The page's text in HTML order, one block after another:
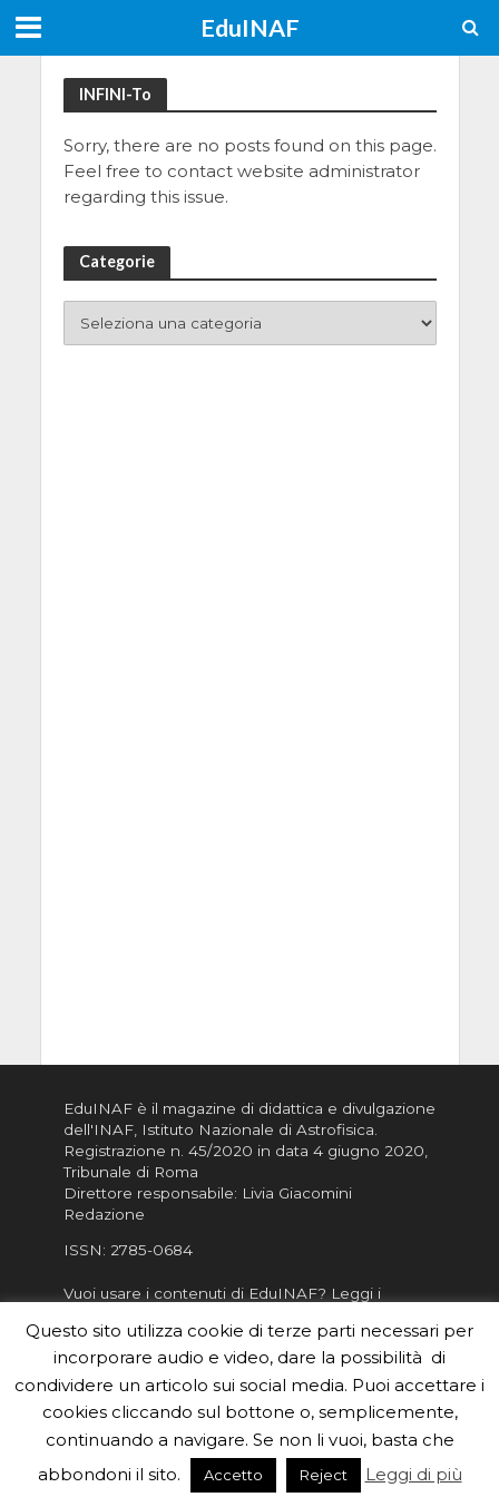
EduINAF
INFINI-To
Sorry, there are no posts found on this page.
Feel free to contact website administrator
regarding this issue.
Categorie
EduINAF è il magazine di didattica e divulgazione
dell'INAF, Istituto Nazionale di Astrofisica
Registrazione n. 45/2020 in data 4 giugno 2020,
Tribunale di Roma
Direttore responsabile: Livia Giacomini
Redazione
ISSN: 2785-0684
Vuoi usare i contenuti di EduINAF? Leggi i
Informativa sulla Privacy
Informatva sui Cookie
Per la rubrica de l'Astronomo risponde, per
inviarci le tue foto o i tuoi contributi, scrivici a
redazione.edu [chiocciola] inaf.it oppure
il form
Questo sito utilizza cookie di terze parti necessari per
incorporare audio e video, dare la possibilità di
condividere un articolo sui social media. Puoi accettare i
cookies cliccando sul bottone o, semplicemente,
continuando a navigare. Se non li vuoi, basta che
abbondoni il sito.
Accetto Reject Leggi di più